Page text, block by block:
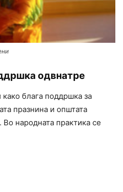
одвнатре
како блага поддршка за
празнина и општата
народната практика се